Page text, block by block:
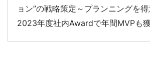
ョン”の戦略策定～プランニングを得
2023年度社内Awardで年間MVPも獲